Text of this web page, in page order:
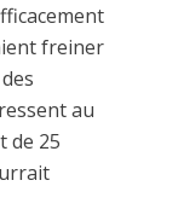
freiner
au
de 25